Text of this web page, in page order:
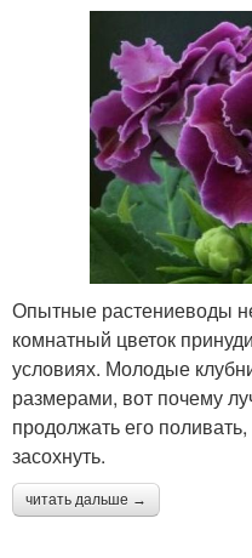
Опытные растениеводы
комнатный цветок
условиях. Молодые
размерами, вот почему
продолжать его
засохнуть.
читать дальше →